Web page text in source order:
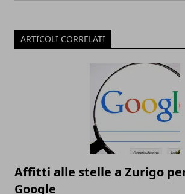
ARTICOLI CORRELATI
Affitti alle stelle a Zurigo
Google